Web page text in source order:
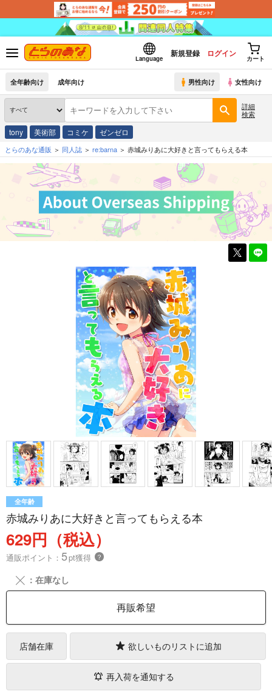
Language
新規登録 ログイン
カート
全年齢向け 成年向け 男性向け 女性向け
詳細
検索
tony 美術部 コミケ ゼンゼロ
とらのあな通販 同人誌 re:barna 赤城みりあに大好きと言ってもらえる本
全年齢
赤城みりあに大好きと言ってもらえる本
629円（税込）
通販ポイント： 5pt獲得 ？
╳ ：在庫なし
再販希望
店舗在庫 欲しいものリストに追加
再入荷を通知する